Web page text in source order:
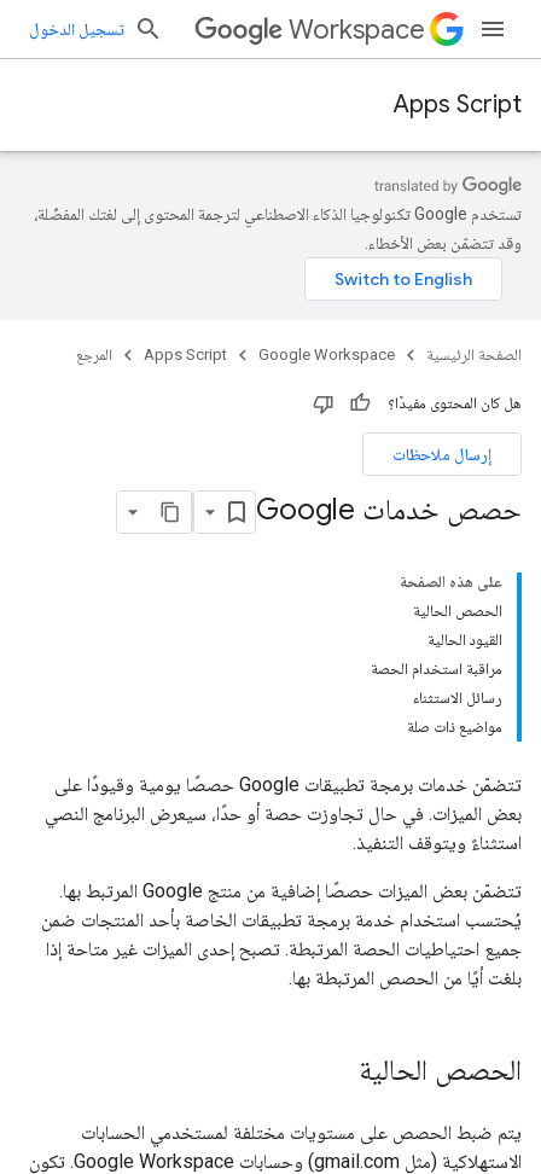
Workspace تسجيل الدخول
Apps Script
تستخدم Google تكنولوجيا الذكاء الاصطناعي لترجمة المحتوى إلى لغتك المفضّلة،
وقد تتضمّن بعض الأخطاء.
الصفحة الرئيسية Google Workspace
Apps Script المرجع
هل كان المحتوى مفيدًا؟
إرسال ملاحظات
حصص خدمات Google
على هذه الصفحة
الحصص الحالية
القيود الحالية
مراقبة استخدام الحصة
رسائل الاستثناء
مواضيع ذات صلة
تتضمّن خدمات برمجة تطبيقات Google حصصًا يومية وقيودًا على
بعض الميزات. في حال تجاوزت حصة أو حدًا، سيعرض البرنامج النصي
استثناءً ويتوقف التنفيذ.
تتضمّن بعض الميزات حصصًا إضافية من منتج Google المرتبط بها.
يُحتسب استخدام خدمة برمجة تطبيقات الخاصة بأحد المنتجات ضمن
جميع احتياطيات الحصة المرتبطة. تصبح إحدى الميزات غير متاحة إذا
بلغت أيًا من الحصص المرتبطة بها.
الحصص الحالية
يتم ضبط الحصص على مستويات مختلفة لمستخدمي الحسابات
الاستهلاكية (مثل gmail.com) وحسابات Google Workspace. تكون